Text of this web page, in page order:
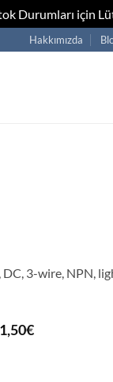
Durumları için
Hakkımızda
3-wire, NPN,
€